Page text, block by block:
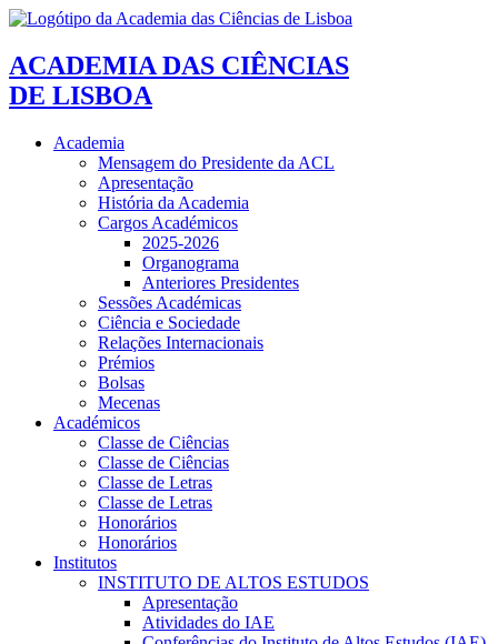
ACADEMIA DAS CIÊNCIAS
DE LISBOA
Academia
Mensagem do Presidente da ACL
Apresentação
História da Academia
Cargos Académicos
2025-2026
Organograma
Anteriores Presidentes
Sessões Académicas
Ciência e Sociedade
Relações Internacionais
Prémios
Bolsas
Mecenas
Académicos
Classe de Ciências
Classe de Ciências
Classe de Letras
Classe de Letras
Honorários
Honorários
Institutos
INSTITUTO DE ALTOS ESTUDOS
Apresentação
Atividades do IAE